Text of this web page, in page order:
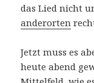
das Lied nicht
anderorten
Jetzt muss es
heute abend